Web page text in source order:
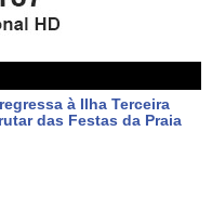
Play App
pt/app/azorestv-by-
Maps
à Ilha Terceira
das Festas da Praia